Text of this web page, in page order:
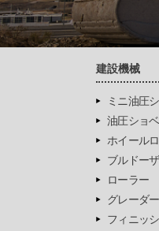
建設機械
ミニ油圧
油圧ショ
ホイール
ブルドー
ローラー
グレーダー
フィニッ